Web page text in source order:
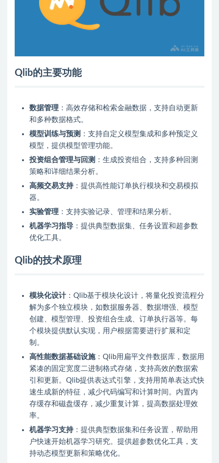
Qlib的主要功能
数据管理 ：高效存储和检索金融数据，支持自动更新
和多种数据格式。
模型训练与预测 ：支持自定义模型集成和多种预定义
模型，提供模型管理功能。
投资组合管理与回测 ：生成投资组合，支持多种回测
策略和详细结果分析。
高频交易支持：提供高性能订单执行模块和交易模拟
器。
实验管理 ：支持实验记录、管理和结果分析。
机器学习指导 ：提供典型数据集、任务设置和超参数
优化工具。
Qlib的技术原理
模块化设计：Qlib基于模块化设计，将量化投资流程分
解为多个独立模块，如数据服务器、数据增强、模型
创建、模型管理、投资组合生成、订单执行器等。每
个模块提供默认实现，用户根据需要进行扩展和定
制。
高性能数据基础设施：Qlib用扁平文件数据库，数据用
紧凑的固定宽度二进制格式存储，支持高效的数据索
引和更新。Qlib提供表达式引擎，支持用简单表达式快
速生成新的特征，减少代码编写和计算时间。内置内
存缓存和磁盘缓存，减少重复计算，提高数据处理效
率。
机器学习支持：提供典型数据集和任务设置，帮助用
户快速开始机器学习研究。提供超参数优化工具，支
持动态模型更新和策略优化。